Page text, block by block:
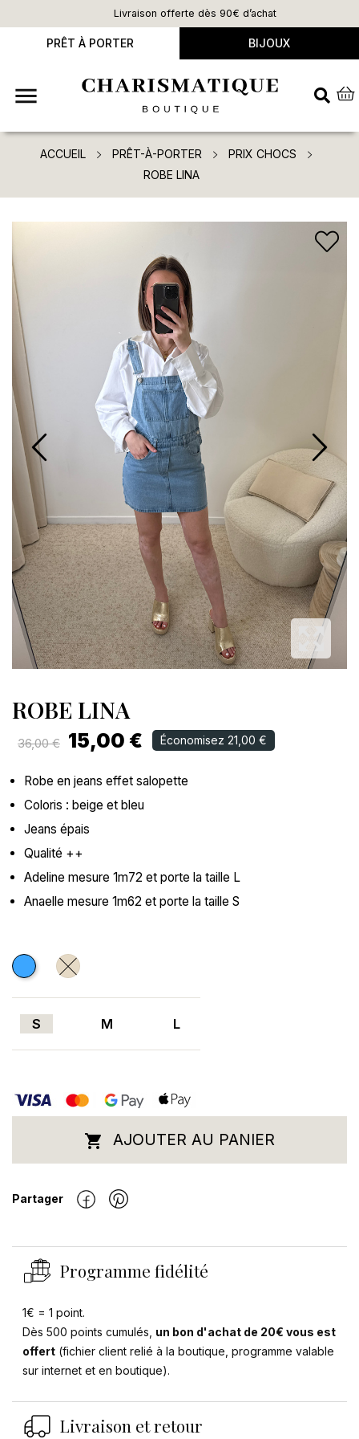
Livraison offerte dès 90€ d’achat
PRÊT À PORTER BIJOUX

ACCUEIL PRÊT-À-PORTER
PRIX CHOCS
ROBE LINA
ROBE LINA
36,00 € 15,00 € Économisez 21,00 €
Robe en jeans effet salopette
Coloris : beige et bleu
Jeans épais
Qualité ++
Adeline mesure 1m72 et porte la taille L
Anaelle mesure 1m62 et porte la taille S
Bleu Beige
S M L
 AJOUTER AU PANIER
Partager
Programme fidélité
1€ = 1 point.
Dès 500 points cumulés, un bon d'achat de 20€ vous est
offert(fichier client relié à la boutique, programme valable
sur internet et en boutique).
Livraison et retour